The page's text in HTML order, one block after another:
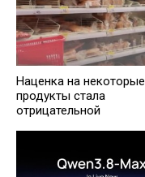
Наценка на некоторые
продукты стала
отрицательной